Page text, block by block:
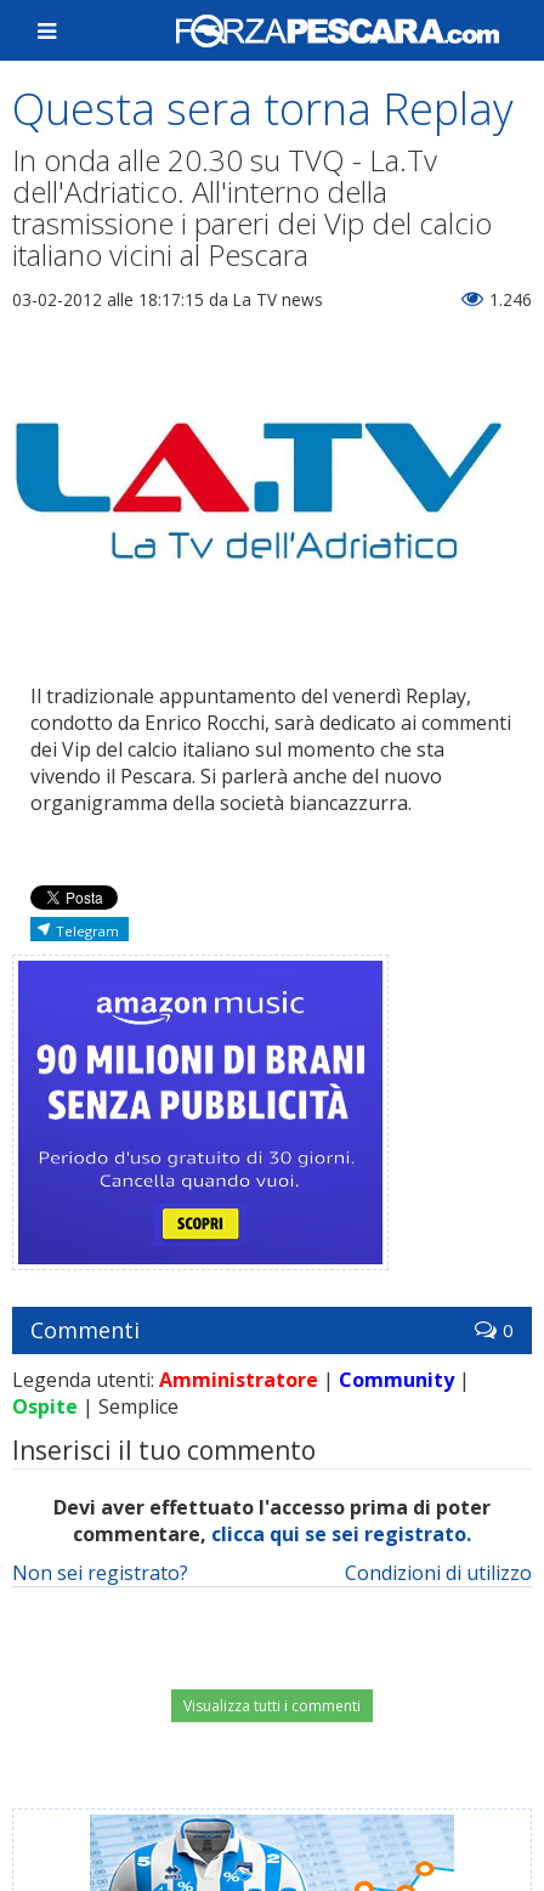
Questa sera torna Replay
In onda alle 20.30 su TVQ - La.Tv
dell'Adriatico. All'interno della
trasmissione i pareri dei Vip del calcio
italiano vicini al Pescara
03-02-2012 alle 18:17:15 da La TV news 1.246
Il tradizionale appuntamento del venerdì Replay,
condotto da Enrico Rocchi, sarà dedicato ai commenti
dei Vip del calcio italiano sul momento che sta
vivendo il Pescara. Si parlerà anche del nuovo
organigramma della società biancazzurra.
Telegram
Commenti 0
Legenda utenti: Amministratore | Community|
Ospite | Semplice
Inserisci il tuo commento
Devi aver effettuato l'accesso prima di poter
commentare, clicca qui se sei registrato.
Condizioni di utilizzo
Non sei registrato?
Visualizza tutti i commenti